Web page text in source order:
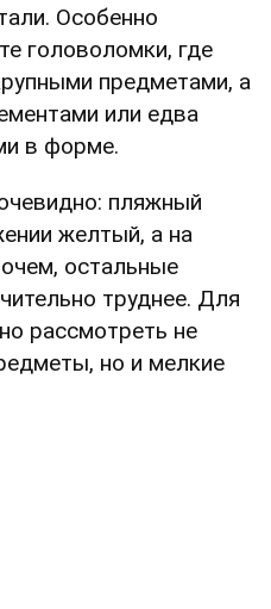
Особенно
головоломки, где
предметами, а
или едва
в форме.
пляжный
желтый, а на
остальные
труднее. Для
рассмотреть не
но и мелкие